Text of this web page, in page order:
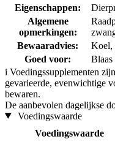
Eigenschappen:
Algemene
opmerkingen:
Bewaaradvies:
Koel,
Goed voor:
i Voedingssupplementen
gevarieerde, evenwichtige
bewaren.
De aanbevolen dagelijkse
Voedingswaarde
Voedingswaarde